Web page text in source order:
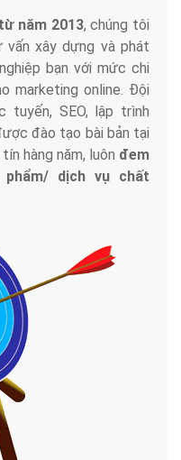
năm 2013, chúng tôi
xây dựng và phát
bạn với mức chi
marketing online. Đội
tuyến, SEO, lập trình
đào tạo bài bản tại
hàng năm, luôn đem
dịch vụ chất